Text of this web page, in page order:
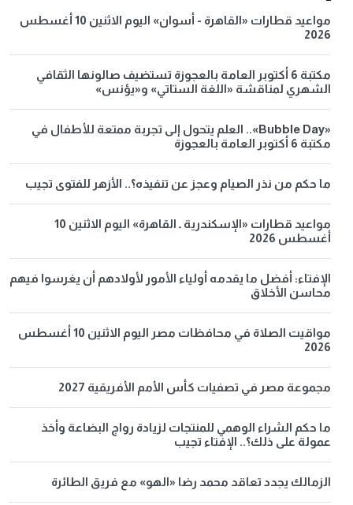
مواعيد قطارات «القاهرة - أسوان» اليوم الاثنين 10 أغسطس
2026
مكتبة 6 أكتوبر العامة بالعجوزة تستضيف صالونها الثقافي
الشهري لمناقشة «اللغة الستاتي» و«يؤنس»
«Bubble Day».. العلم يتحول إلى تجربة ممتعة للأطفال في
مكتبة 6 أكتوبر العامة بالعجوزة
ما حكم من نذر الصيام وعجز عن تنفيذه؟.. الأزهر للفتوى تجيب
مواعيد قطارات «الإسكندرية ـ القاهرة» اليوم الاثنين 10
أغسطس 2026
الإفتاء: أفضل ما يقدمه أولياء الأمور لأولادهم أن يغرسوا فيهم
محاسن الأخلاق
مواقيت الصلاة في محافظات مصر اليوم الاثنين 10 أغسطس
2026
مجموعة مصر في تصفيات كأس الأمم الأفريقية 2027
ما حكم الشراء الوهمي للمنتجات لزيادة رواج البضاعة وأخذ
عمولة على ذلك؟.. الإفتاء تجيب
الزمالك يجدد تعاقد محمد رضا «الهو» مع فريق الطائرة